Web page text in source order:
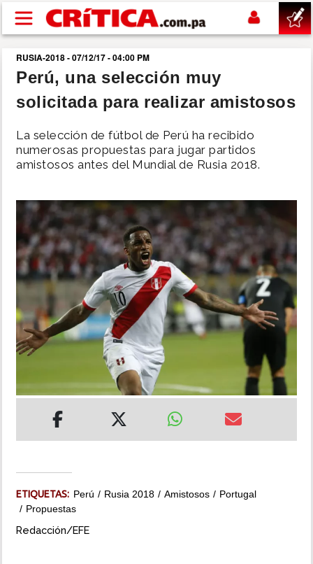
Pasar al contenido principal
buscar
SUCESOS
NACIONAL
DEPORTES
INSÓLITAS
IMPRESO
RUSIA-2018 - 07/12/17 - 04:00 PM
Perú, una selección muy
solicitada para realizar amistosos
La selección de fútbol de Perú ha recibido
numerosas propuestas para jugar partidos
amistosos antes del Mundial de Rusia 2018.
ETIQUETAS: Perú Rusia 2018 Amistosos
Portugal
Propuestas
Redacción/EFE